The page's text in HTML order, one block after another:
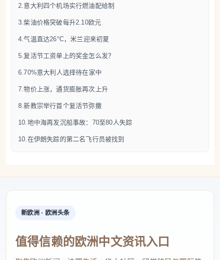
在星期日，已被每周休息日“涵盖”，因此员工不享有
如其他周日国定假日那样的额外经济补偿。当天上班
的员工（如医护、餐饮、安保等行业）仅能获得集体
协议规定的周日工作加薪，而无假日津贴。与之相
反，复活节星期一（Pasquetta）则被明确认定为法定
假日，享有带薪休假及工作补偿等全部保护。
6.70%意大利人选择待在家中
4月5日AGI通讯社报道，国家统计局联合Coldiretti/Ixè
发布的最新统计调查显示，今年复活节期间，70%的
六人，家庭餐饮消费约76欧元，较去年下降7%。另有
17%的人外出就餐，7%计划野餐。不过，无论南北，
美食始终是餐桌上的主角。传统菜肴仍占主导：羊肉
将消耗约3亿个鸡蛋。从阿布鲁佐到西西里，各地特
2.意大利四个机场实行燃油配给制
3.柴油价格突破每升2.10欧元
4.气温直达26°C，米兰迎来初夏
5.复活节工资单上的奖金怎么发？
6.70%意大利人选择待在家中
7.物价上涨，通货膨胀再次上升
8.新教宗举行首个复活节弥撒
10.地中海再发沉船事故：70至80人失踪
10.在伊朗失踪的第二名飞行员被找到
新欧洲 · 欧洲头条
值得信赖的欧洲中文资讯入口